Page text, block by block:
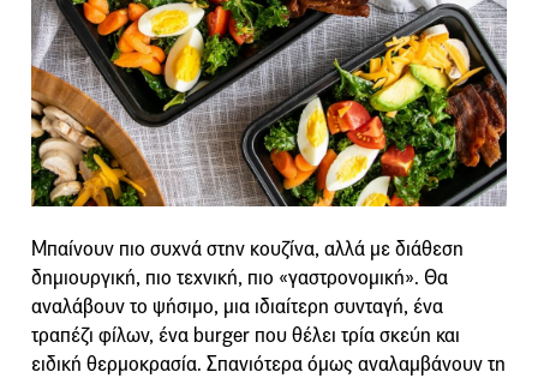
Μπαίνουν πιο συχνά στην κουζίνα, αλλά με διάθεση
δημιουργική, πιο τεχνική, πιο «γαστρονομική». Θα
αναλάβουν το ψήσιμο, μια ιδιαίτερη συνταγή, ένα
τραπέζι φίλων, ένα burger που θέλει τρία σκεύη και
ειδική θερμοκρασία. Σπανιότερα όμως αναλαμβάνουν τη